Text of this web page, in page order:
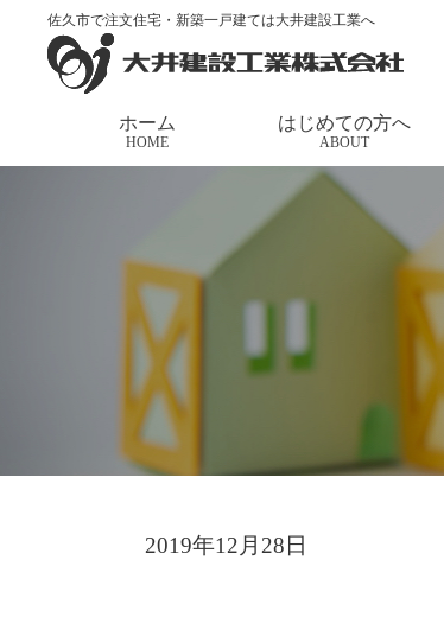
佐久市で注文住宅・新築一戸建ては大井建設工業へ
ホーム
HOME
はじめての方へ
ABOUT
トップページ > 家づくりの応援団長
2019年12月28日